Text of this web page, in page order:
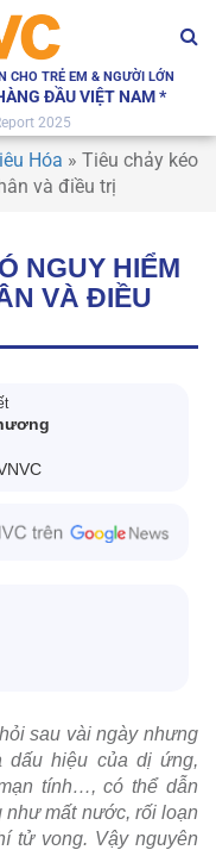
CHO TRẺ EM & NGƯỜI LỚN
ĐẦU VIỆT NAM *
2025
Hóa » Tiêu chảy kéo
và điều trị
NGUY HIỂM
VÀ ĐIỀU
sau vài ngày nhưng
dấu hiệu của dị ứng,
tính…, có thể dẫn
mất nước, rối loạn
tử vong. Vậy nguyên